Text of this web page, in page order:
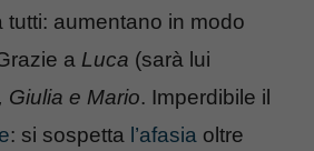
tutti: aumentano in modo
a Luca (sarà lui
Giulia e Mario. Imperdibile il
: si sospetta l’afasia oltre